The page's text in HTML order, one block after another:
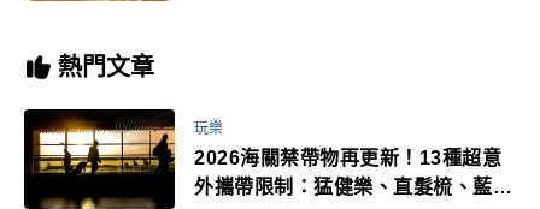
熱門文章
玩樂
2026海關禁帶物再更新！13種超意
外攜帶限制：猛健樂、直髮梳、藍牙